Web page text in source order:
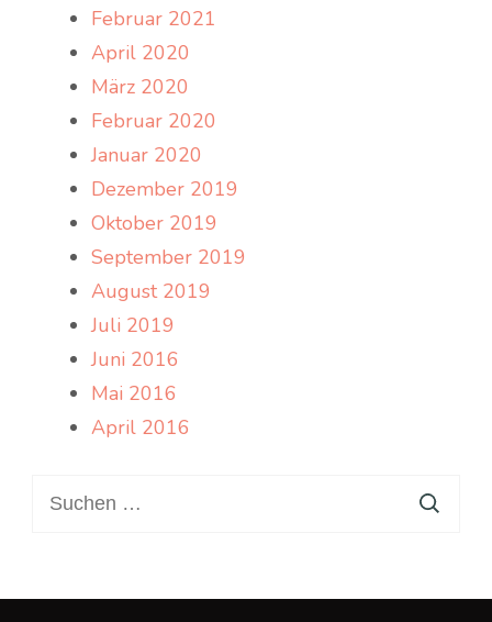
Februar 2021
April 2020
März 2020
Februar 2020
Januar 2020
Dezember 2019
Oktober 2019
September 2019
August 2019
Juli 2019
Juni 2016
Mai 2016
April 2016
nach: